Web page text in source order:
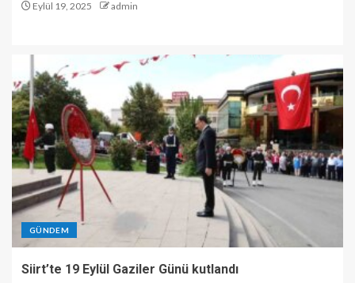
Eylül 19, 2025 admin
GÜNDEM
Siirt’te 19 Eylül Gaziler Günü kutlandı